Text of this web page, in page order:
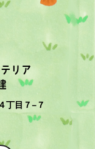
リア
丁目７−７